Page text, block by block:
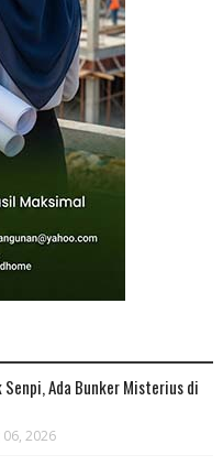
Ada Bunker Misterius di
06, 2026